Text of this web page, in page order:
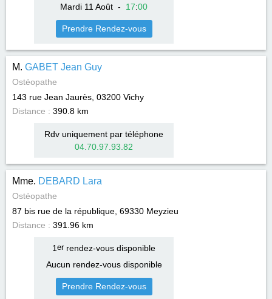
Mardi 11 Août - 17:00
Prendre Rendez-vous
M. GABET Jean Guy
Ostéopathe
143 rue Jean Jaurès, 03200 Vichy
Distance : 390.8 km
Rdv uniquement par téléphone
04.70.97.93.82
Mme. DEBARD Lara
Ostéopathe
87 bis rue de la république, 69330 Meyzieu
Distance : 391.96 km
1 errendez-vous disponible
Aucun rendez-vous disponible
Prendre Rendez-vous